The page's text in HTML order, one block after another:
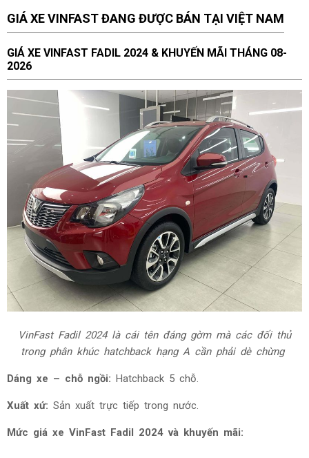
GIÁ XE VINFAST ĐANG ĐƯỢC BÁN TẠI VIỆT NAM
GIÁ XE VINFAST FADIL 2024 & KHUYẾN MÃI THÁNG 08-
2026
VinFast Fadil 2024 là cái tên đáng gờm mà các đối thủ
trong phân khúc hatchback hạng A cần phải dè chừng
Dáng xe – chỗ ngồi: Hatchback 5 chỗ.
Xuất xứ: Sản xuất trực tiếp trong nước.
Mức giá xe VinFast Fadil 2024 và khuyến mãi: